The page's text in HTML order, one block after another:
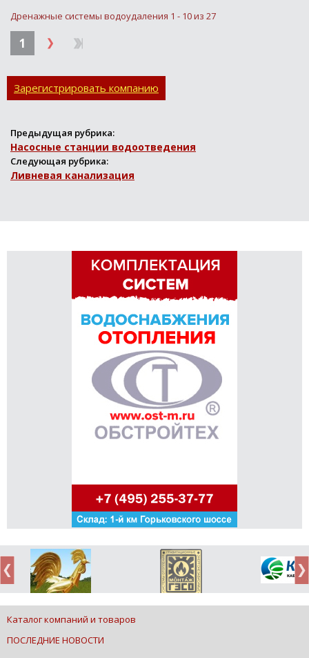
Дренажные системы водоудаления 1 - 10 из 27
1
Зарегистрировать компанию
Предыдущая рубрика:
Насосные станции водоотведения
Следующая рубрика:
Ливневая канализация
Каталог компаний и товаров
ПОСЛЕДНИЕ НОВОСТИ